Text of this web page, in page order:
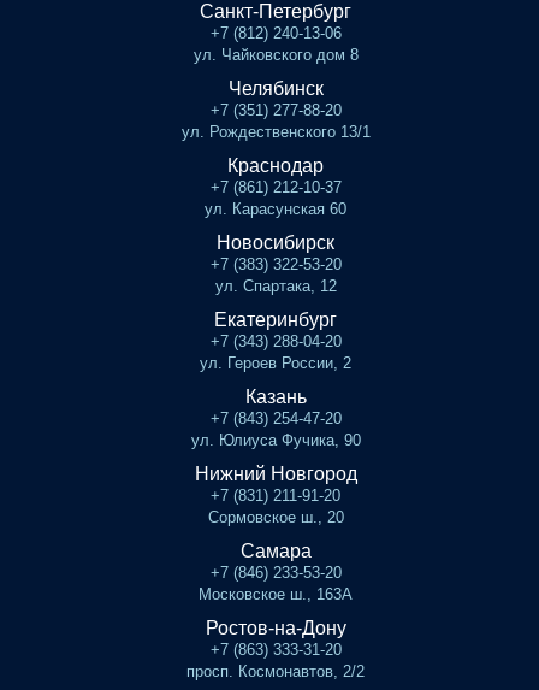
Санкт-Петербург
+7 (812) 240-13-06
ул. Чайковского дом 8
Челябинск
+7 (351) 277-88-20
ул. Рождественского 13/1
Краснодар
+7 (861) 212-10-37
ул. Карасунская 60
Новосибирск
+7 (383) 322-53-20
ул. Спартака, 12
Екатеринбург
+7 (343) 288-04-20
ул. Героев России, 2
Казань
+7 (843) 254-47-20
ул. Юлиуса Фучика, 90
Нижний Новгород
+7 (831) 211-91-20
Сормовское ш., 20
Самара
+7 (846) 233-53-20
Московское ш., 163А
Ростов-на-Дону
+7 (863) 333-31-20
просп. Космонавтов, 2/2